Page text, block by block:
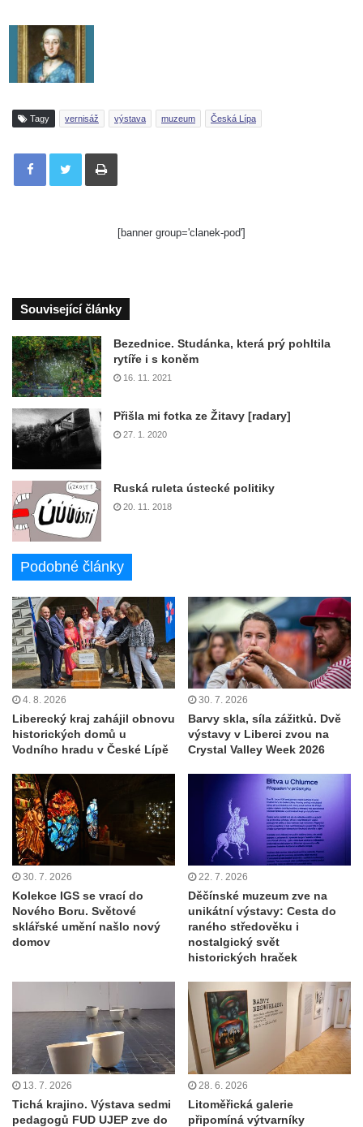
Tagy vernisáž výstava muzeum Česká Lípa
Tisknout
[banner group='clanek-pod']
Související články
Bezednice. Studánka, která prý pohltila
rytíře i s koněm
16. 11. 2021
Přišla mi fotka ze Žitavy [radary]
27. 1. 2020
Ruská ruleta ústecké politiky
20. 11. 2018
Podobné články
4. 8. 2026
Liberecký kraj zahájil obnovu
historických domů u
Vodního hradu v České Lípě
30. 7. 2026
Barvy skla, síla zážitků. Dvě
výstavy v Liberci zvou na
Crystal Valley Week 2026
30. 7. 2026
Kolekce IGS se vrací do
Nového Boru. Světové
sklářské umění našlo nový
domov
22. 7. 2026
Děčínské muzeum zve na
unikátní výstavy: Cesta do
raného středověku i
nostalgický svět
historických hraček
13. 7. 2026
Tichá krajino. Výstava sedmi
pedagogů FUD UJEP zve do
28. 6. 2026
Litoměřická galerie
připomíná výtvarníky